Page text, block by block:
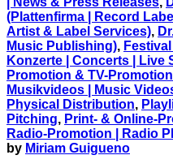
(Plattenfirma | Record
Artist & Label Services),
Music Publishing),
Konzerte | Concerts | Live
Promotion & TV-
Musikvideos | Music
Physical Distribution,
Pitching, Print- & Online-
Radio-Promotion | Radio
by Miriam Guigueno